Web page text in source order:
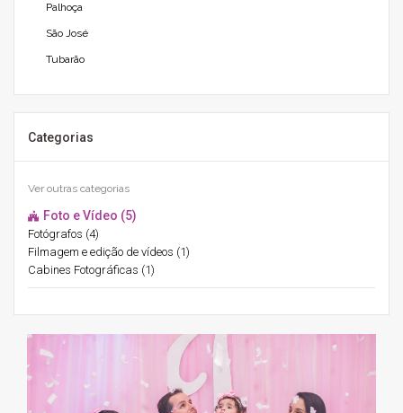
Palhoça
São José
Tubarão
Categorias
Ver outras categorias
Foto e Vídeo (5)
Fotógrafos (4)
Filmagem e edição de vídeos (1)
Cabines Fotográficas (1)